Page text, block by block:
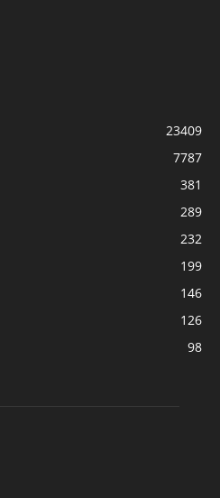
23409
7787
381
289
232
199
146
126
98